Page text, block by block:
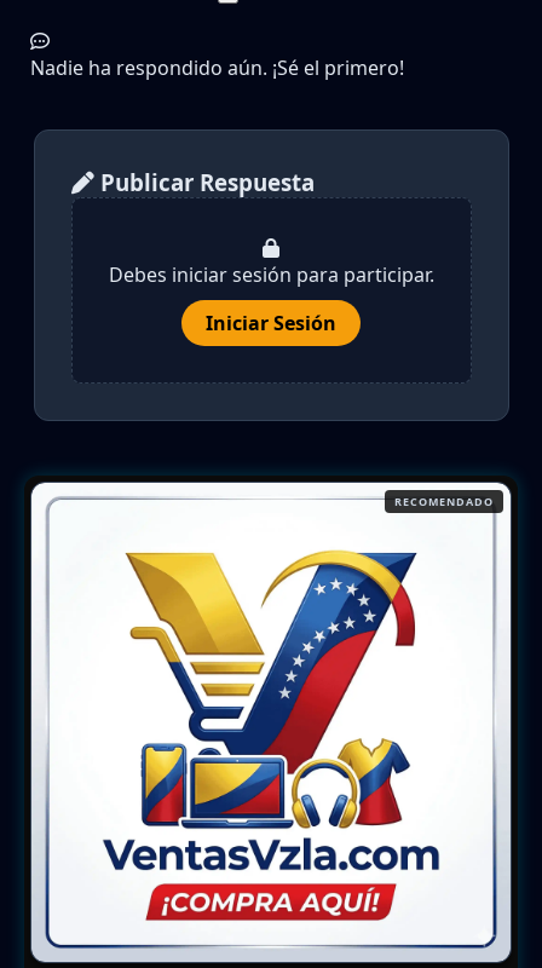
Nadie ha respondido aún. ¡Sé el primero!
Publicar Respuesta
Debes iniciar sesión para participar.
Iniciar Sesión
RECOMENDADO